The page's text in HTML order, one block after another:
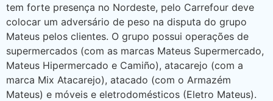
tem forte presença no Nordeste, pelo Carrefour deve
colocar um adversário de peso na disputa do grupo
Mateus pelos clientes. O grupo possui operações de
supermercados (com as marcas Mateus Supermercado,
Mateus Hipermercado e Camiño), atacarejo (com a
marca Mix Atacarejo), atacado (com o Armazém
Mateus) e móveis e eletrodomésticos (Eletro Mateus).